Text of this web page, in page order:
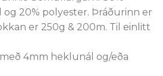
20% polyester. Þráðurinn er
er 250g & 200m. Til einlitt
4mm heklunál og/eða